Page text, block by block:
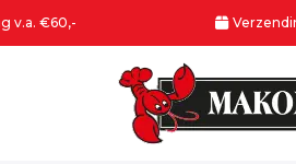
v.a. €60,-